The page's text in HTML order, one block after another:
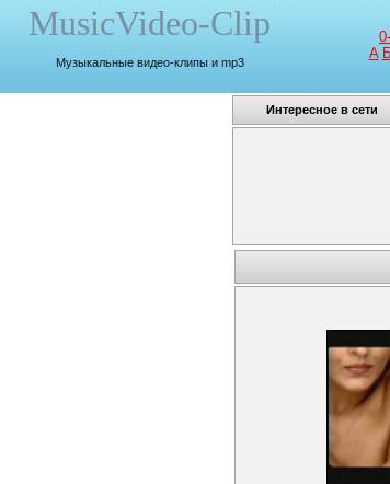
MusicVideo-Clip
Музыкальные видео-клипы и mp3
A Б
Интересное в сети